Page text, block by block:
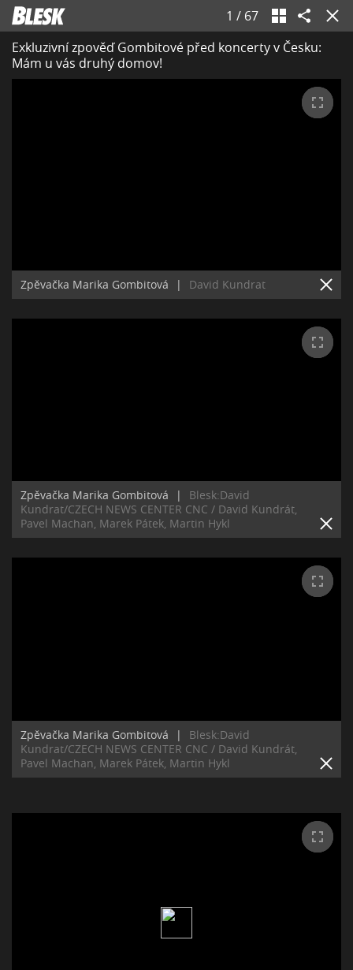
1 / 67
Exkluzivní zpověď Gombitové před koncerty v Česku:
Mám u vás druhý domov!
Zpěvačka Marika Gombitová | David Kundrat
Zpěvačka Marika Gombitová |
Blesk:David
Kundrat/CZECH NEWS CENTER CNC / David Kundrát,
Pavel Machan, Marek Pátek, Martin Hykl
Zpěvačka Marika Gombitová |
Blesk:David
Kundrat/CZECH NEWS CENTER CNC / David Kundrát,
Pavel Machan, Marek Pátek, Martin Hykl